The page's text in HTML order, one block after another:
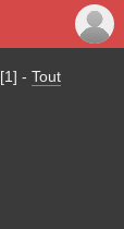
[1] - Tout